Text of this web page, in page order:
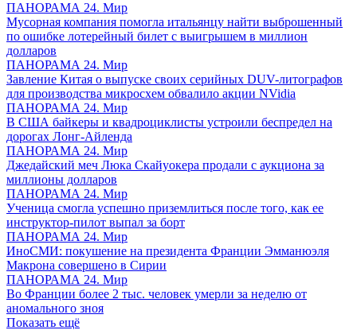
ПАНОРАМА 24. Мир
Мусорная компания помогла итальянцу найти выброшенный
по ошибке лотерейный билет с выигрышем в миллион
долларов
ПАНОРАМА 24. Мир
Завление Китая о выпуске своих серийных DUV-литографов
для производства микросхем обвалило акции NVidia
ПАНОРАМА 24. Мир
В США байкеры и квадроциклисты устроили беспредел на
дорогах Лонг-Айленда
ПАНОРАМА 24. Мир
Джедайский меч Люка Скайуокера продали с аукциона за
миллионы долларов
ПАНОРАМА 24. Мир
Ученица смогла успешно приземлиться после того, как ее
инструктор-пилот выпал за борт
ПАНОРАМА 24. Мир
ИноСМИ: покушение на президента Франции Эмманюэля
Макрона совершено в Сирии
ПАНОРАМА 24. Мир
Во Франции более 2 тыс. человек умерли за неделю от
аномального зноя
Показать ещё